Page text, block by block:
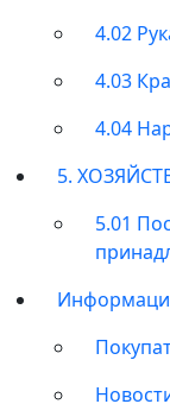
4.02
4.03
4.04
5.
5.01